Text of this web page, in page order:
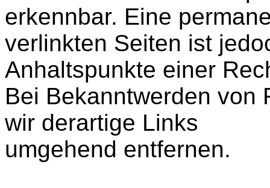
erkennbar. Eine
verlinkten Seiten ist
Anhaltspunkte einer
Bei Bekanntwerden von
wir derartige Links
umgehend entfernen.